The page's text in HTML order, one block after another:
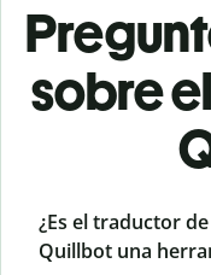
sobre
¿Es el traductor
Quillbot una